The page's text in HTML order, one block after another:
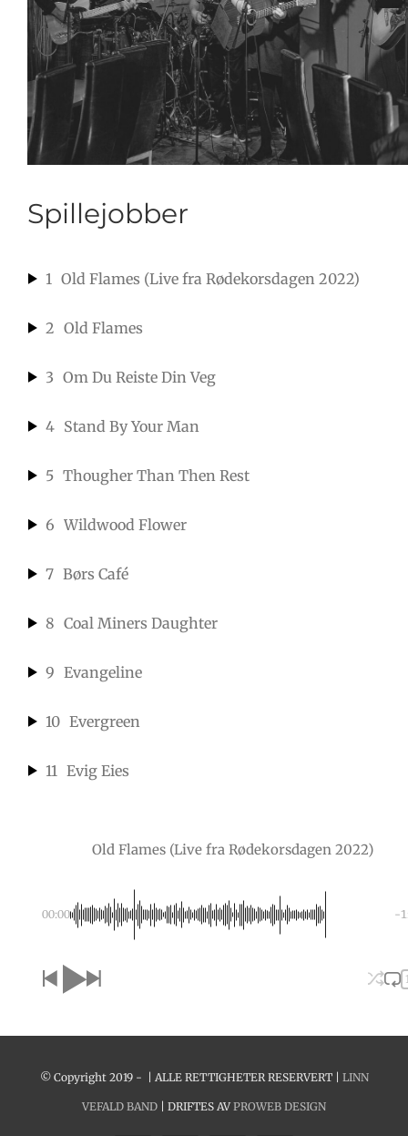
Vefald Band
GDPR
SØK
ETTER:
Spillejobber
1 Old Flames (Live fra Rødekorsdagen 2022)
2 Old Flames
3 Om Du Reiste Din Veg
4 Stand By Your Man
5 Thougher Than Then Rest
6 Wildwood Flower
7 Børs Café
8 Coal Miners Daughter
9 Evangeline
10 Evergreen
11 Evig Eies
Old Flames (Live fra Rødekorsdagen 2022)
00:00 -
© Copyright 2019 - | ALLE RETTIGHETER RESERVERT | LINN
VEFALD BAND | DRIFTES AVPROWEB DESIGN